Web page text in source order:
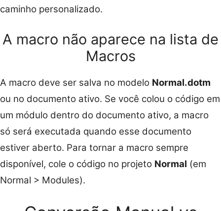
caminho personalizado.
A macro não aparece na lista de
Macros
A macro deve ser salva no modelo Normal.dotm
ou no documento ativo. Se você colou o código em
um módulo dentro do documento ativo, a macro
só será executada quando esse documento
estiver aberto. Para tornar a macro sempre
disponível, cole o código no projeto Normal (em
Normal > Modules).